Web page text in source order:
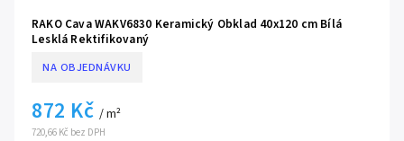
RAKO Cava WAKV6830 Keramický Obklad 40x120 cm Bílá
Lesklá Rektifikovaný
NA OBJEDNÁVKU
720,66 Kč bez DPH
872 Kč / m²